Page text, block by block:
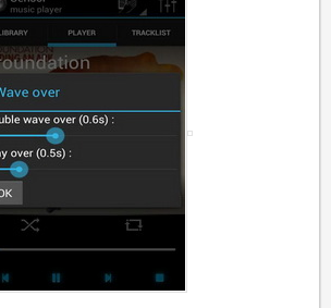
عکس هایی از نمایه نرم افزار: